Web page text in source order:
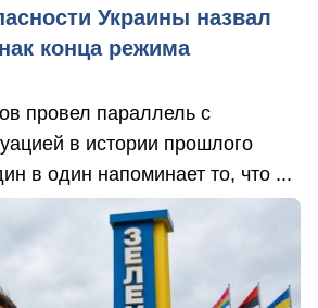
Украины назвал
конца режима
провел параллель с
в истории прошлого
в один напоминает то, что ...